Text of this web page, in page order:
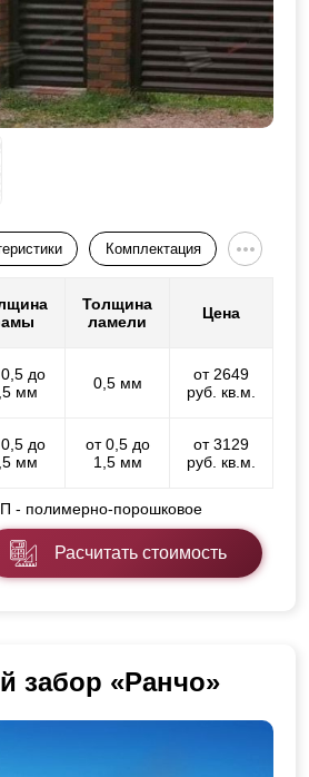
Комплектация
Толщина
ламели
Цена
до
мм
0,5 мм
от 2649
руб. кв.м.
до
мм
от 0,5 до
1,5 мм
от 3129
руб. кв.м.
- полимерно-порошковое
Расчитать стоимость
забор «Ранчо»